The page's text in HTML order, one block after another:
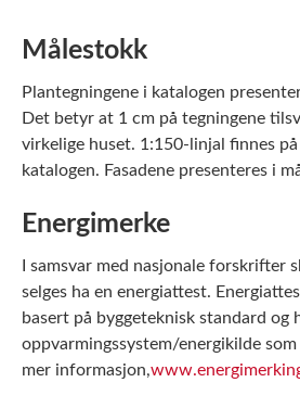
Målestokk
Plantegningene i katalogen
Det betyr at 1 cm på tegningene
virkelige huset. 1:150-linjal finnes
katalogen. Fasadene presenteres i
Energimerke
I samsvar med nasjonale forskrifter
selges ha en energiattest.
basert på byggeteknisk standard og
oppvarmingssystem/energikilde
mer informasjon,